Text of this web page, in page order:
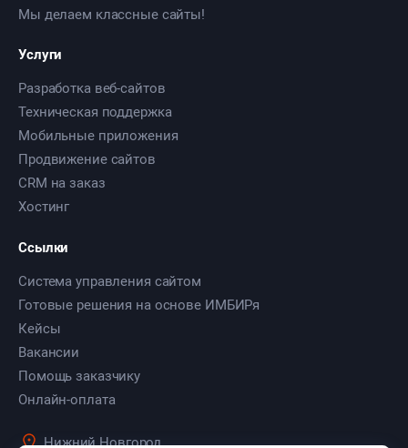
Мы делаем классные сайты!
Услуги
Разработка веб-сайтов
Техническая поддержка
Мобильные приложения
Продвижение сайтов
CRM на заказ
Хостинг
Ссылки
Система управления сайтом
Готовые решения на основе ИМБИРя
Кейсы
Вакансии
Помощь заказчику
Онлайн-оплата
Нижний Новгород